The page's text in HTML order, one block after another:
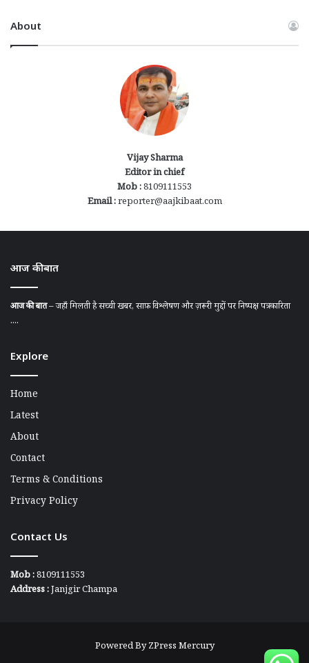
About
Vijay Sharma
Editor in chief
Mob :8109111553
Email :reporter@aajkibaat.com
आज की बात
आज की बात– जहाँ मिलती है सच्ची खबर, साफ़ विश्लेषण और ज़रूरी मुद्दों पर निष्पक्ष पत्रकारिता
....
Explore
Home
Latest
About
Contact
Terms & Conditions
Privacy Policy
Contact Us
Mob :8109111553
Address :Janjgir Champa
Powered ByZPress Mercury